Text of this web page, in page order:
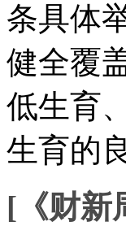
条具体
健全覆
低生育
生育的
[《财新